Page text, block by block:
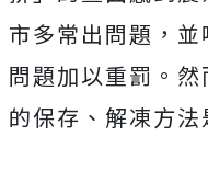
市多常出問題，
問題加以重罰。
的保存、解凍方法